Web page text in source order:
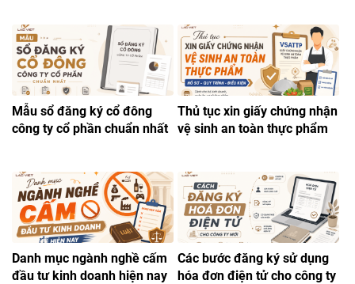
Mẫu sổ đăng ký cổ đông
công ty cổ phần chuẩn nhất
Thủ tục xin giấy chứng nhận
vệ sinh an toàn thực phẩm
Danh mục ngành nghề cấm
đầu tư kinh doanh hiện nay
Các bước đăng ký sử dụng
hóa đơn điện tử cho công ty